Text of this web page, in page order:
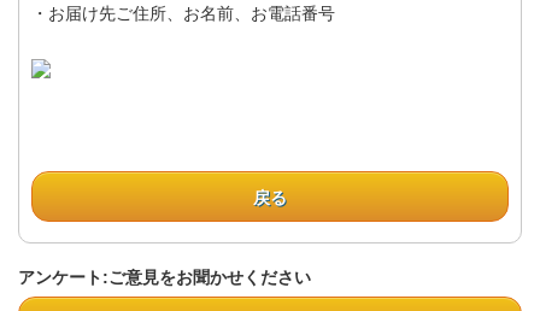
・お届け先ご住所、お名前、お電話番号
戻る
アンケート:ご意見をお聞かせください